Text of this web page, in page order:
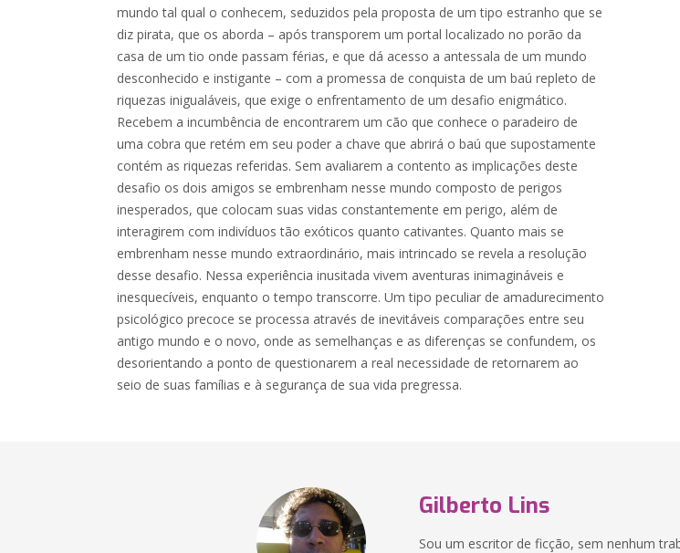
mundo tal qual o conhecem, seduzidos pela proposta de um tipo estranho que se
diz pirata, que os aborda – após transporem um portal localizado no porão da
casa de um tio onde passam férias, e que dá acesso a antessala de um mundo
desconhecido e instigante – com a promessa de conquista de um baú repleto de
riquezas inigualáveis, que exige o enfrentamento de um desafio enigmático.
Recebem a incumbência de encontrarem um cão que conhece o paradeiro de
uma cobra que retém em seu poder a chave que abrirá o baú que supostamente
contém as riquezas referidas. Sem avaliarem a contento as implicações deste
desafio os dois amigos se embrenham nesse mundo composto de perigos
inesperados, que colocam suas vidas constantemente em perigo, além de
interagirem com indivíduos tão exóticos quanto cativantes. Quanto mais se
embrenham nesse mundo extraordinário, mais intrincado se revela a resolução
desse desafio. Nessa experiência inusitada vivem aventuras inimagináveis e
inesquecíveis, enquanto o tempo transcorre. Um tipo peculiar de amadurecimento
psicológico precoce se processa através de inevitáveis comparações entre seu
antigo mundo e o novo, onde as semelhanças e as diferenças se confundem, os
desorientando a ponto de questionarem a real necessidade de retornarem ao
seio de suas famílias e à segurança de sua vida pregressa.
Gilberto Lins
Sou um escritor de ficção, sem nenhum